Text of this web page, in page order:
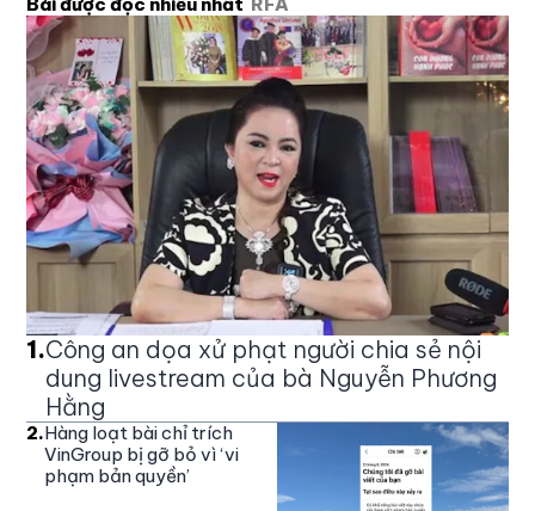
Bài được đọc nhiều nhất RFA
1.Công an dọa xử phạt người chia sẻ nội
dung livestream của bà Nguyễn Phương
Hằng
2.Hàng loạt bài chỉ trích
VinGroup bị gỡ bỏ vì ‘vi
phạm bản quyền’